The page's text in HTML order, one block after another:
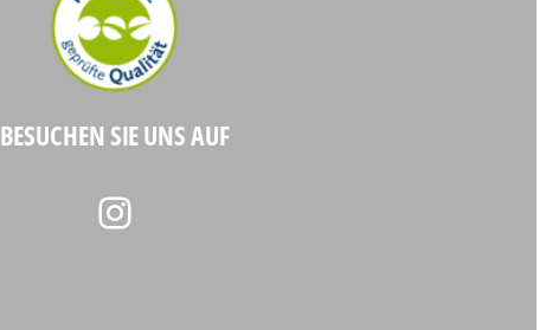
BESUCHEN SIE UNS AUF
Instagram